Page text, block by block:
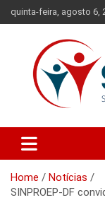
to
quinta-feira, agosto 6,
Ensino do Distrito
Home
Notícias
SINPROEP-DF